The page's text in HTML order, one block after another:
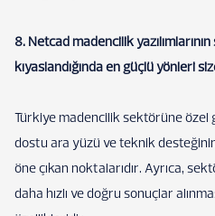
8. Netcad madencilik
kıyaslandığında en güçlü yönleri
Türkiye madencilik sektörüne özel
dostu ara yüzü ve teknik
öne çıkan noktalarıdır. Ayrıca,
daha hızlı ve doğru sonuçlar